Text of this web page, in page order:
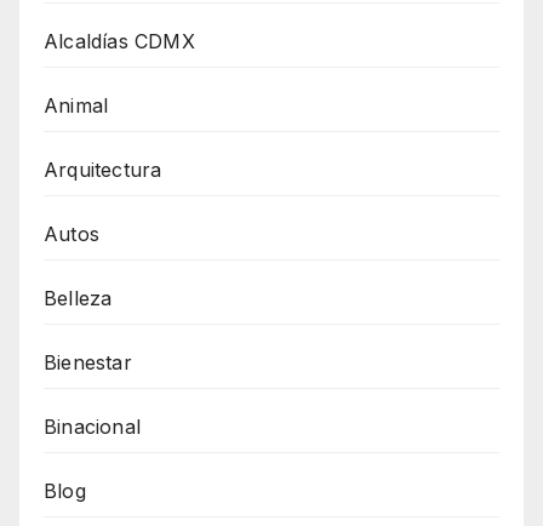
Alcaldías CDMX
Animal
Arquitectura
Autos
Belleza
Bienestar
Binacional
Blog